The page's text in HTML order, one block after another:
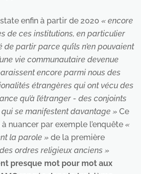
enfin à partir de 2020 « encore
de ces institutions, en particulier
partir parce qu’ils n’en pouvaient
vie communautaire devenue
encore parmi nous des
étrangères qui ont vécu des
qu’à l’étranger - des conjoints
se manifestent davantage »Ce
nuancer par exemple l’enquête «
la parole »de la première
ordres religieux anciens »
presque mot pour mot aux